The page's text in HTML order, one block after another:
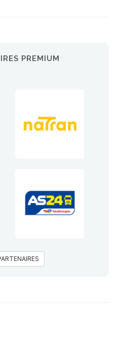
PREMIUM